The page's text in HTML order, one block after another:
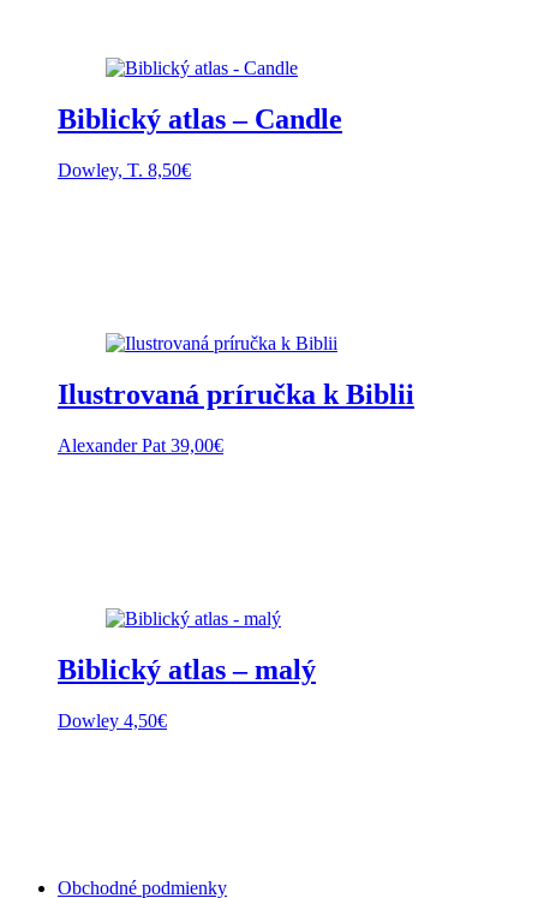
Biblický atlas – Candle
Dowley, T. 8,50€
Ilustrovaná príručka k Biblii
Alexander Pat 39,00€
Biblický atlas – malý
Dowley 4,50€
Obchodné podmienky